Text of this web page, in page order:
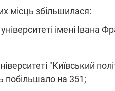
місць збільшилася:
імені Івана
"Київський
побільшало на 351;
легендарний
щит": дрони,
– триває
на потреби